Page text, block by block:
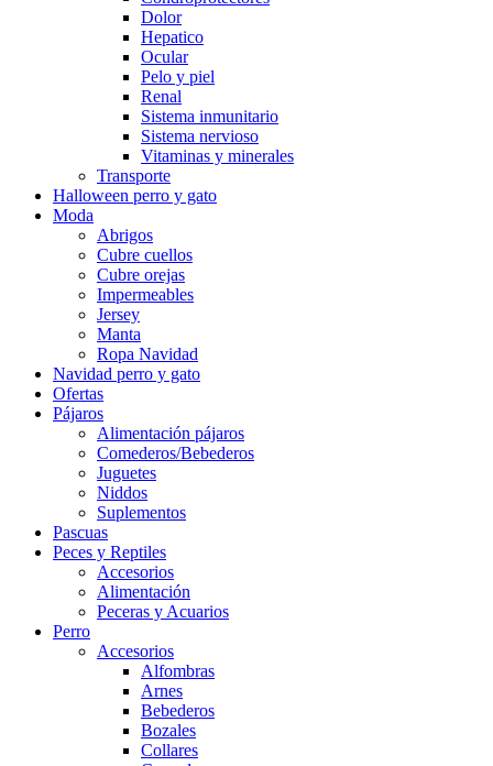
Dolor
Hepatico
Ocular
Pelo y piel
Renal
Sistema inmunitario
Sistema nervioso
Vitaminas y minerales
Transporte
Halloween perro y gato
Moda
Abrigos
Cubre cuellos
Cubre orejas
Impermeables
Jersey
Manta
Ropa Navidad
Navidad perro y gato
Ofertas
Pájaros
Alimentación pájaros
Comederos/Bebederos
Juguetes
Niddos
Suplementos
Pascuas
Peces y Reptiles
Accesorios
Alimentación
Peceras y Acuarios
Perro
Accesorios
Alfombras
Arnes
Bebederos
Bozales
Collares